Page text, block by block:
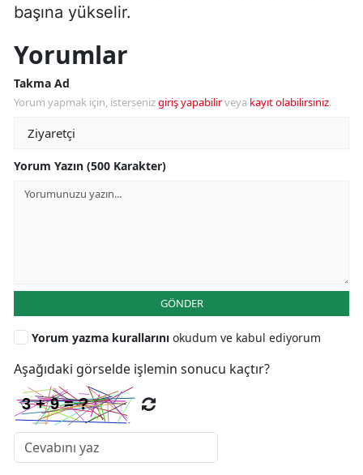
başına yükselir.
Yorumlar
Takma Ad
Yorum yapmak için, istersenizgiriş yapabilirveya kayıt olabilirsiniz.
Yorum Yazın (500 Karakter)
GÖNDER
Yorum yazma kurallarını okudum ve kabul ediyorum
Aşağıdaki görselde işlemin sonucu kaçtır?